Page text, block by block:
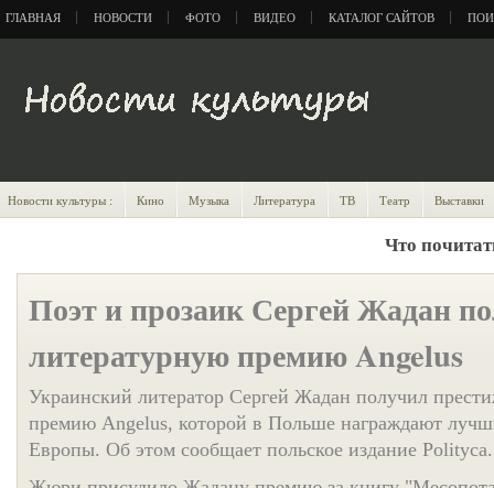
ГЛАВНАЯ НОВОСТИ ФОТО ВИДЕО КАТАЛОГ САЙТОВ
Новости культуры : Кино Музыка Литература ТВ Театр Выставки
Что
Поэт и прозаик Сергей Жадан
литературную премию Angelus
Украинский литератор Сергей Жадан получил
премию Angelus, которой в Польше награждают
Европы. Об этом сообщает польское издание Polityca.